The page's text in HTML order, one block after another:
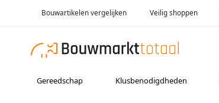
Bouwartikelen vergelijken Veilig shoppen
Gereedschap Klusbenodigdheden